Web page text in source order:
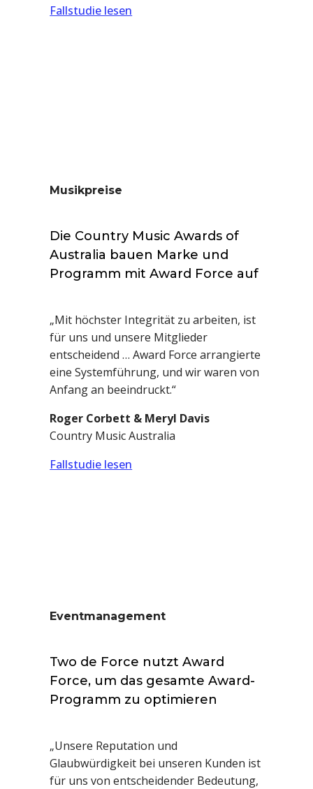
Fallstudie lesen
Musikpreise
Die Country Music Awards of
Australia bauen Marke und
Programm mit Award Force auf
„Mit höchster Integrität zu arbeiten, ist
für uns und unsere Mitglieder
entscheidend … Award Force arrangierte
eine Systemführung, und wir waren von
Anfang an beeindruckt.“
Roger Corbett & Meryl Davis
Country Music Australia
Fallstudie lesen
Eventmanagement
Two de Force nutzt Award
Force, um das gesamte Award-
Programm zu optimieren
„Unsere Reputation und
Glaubwürdigkeit bei unseren Kunden ist
für uns von entscheidender Bedeutung,